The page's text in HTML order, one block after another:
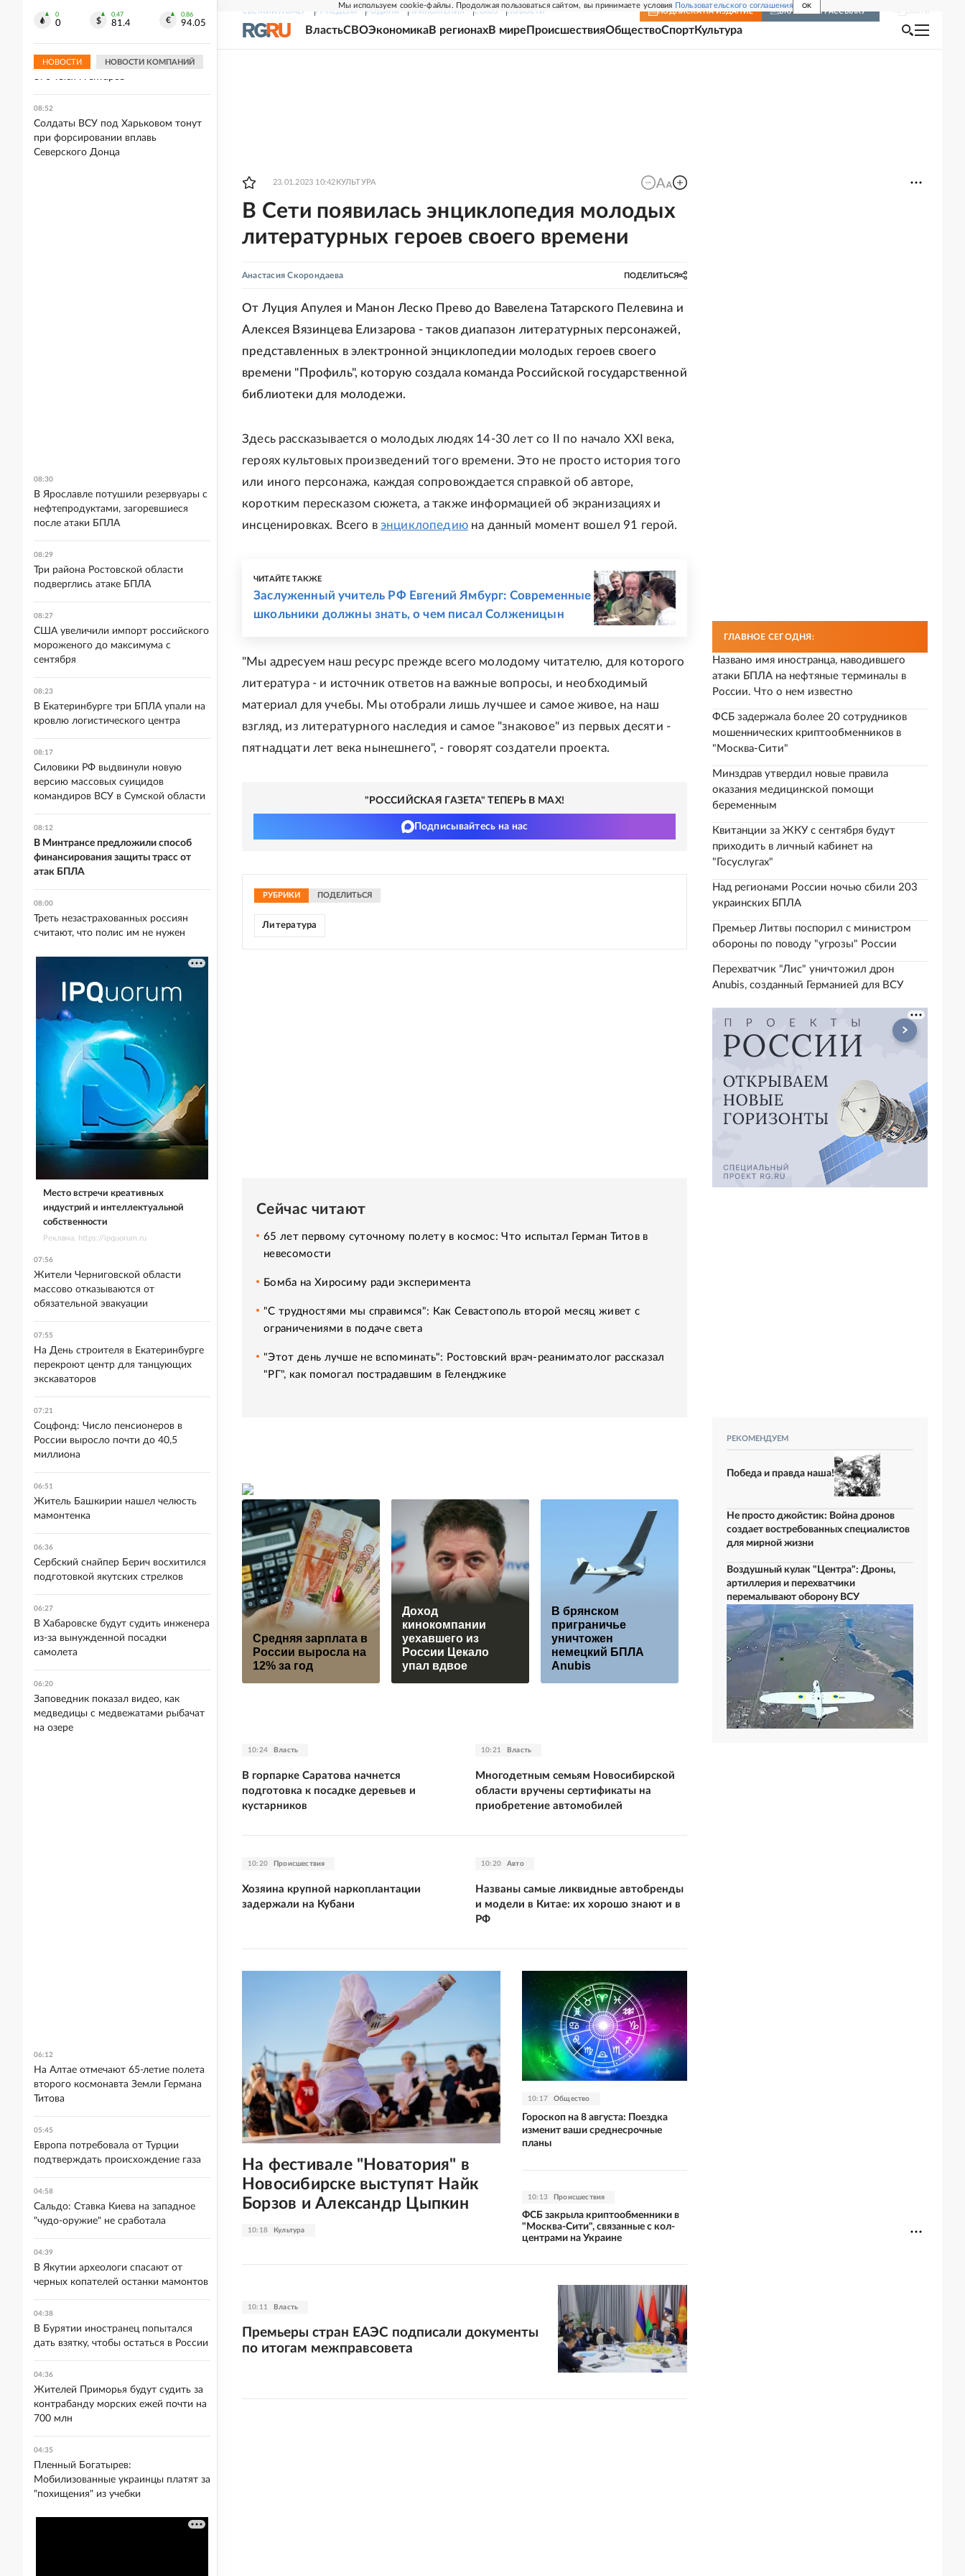
Мы используем cookie-файлы. Продолжая пользоваться сайтом, вы принимаете условия Пользовательского соглашения OK
СВЕЖИЙ НОМЕР РГ-НЕДЕЛЯ РОДИНА ПРИЛОЖЕНИЯ СОЮЗ НОВОСТИ ПОДПИСКА НА ИЗДАНИЕ ВКЛЮЧИТЬ РАССЫЛКУ
ВластьСВОЭкономикаВ регионахВ мире ПроисшествияОбществоСпортКультура
23.01.2023 10:42 КУЛЬТУРА
В Сети появилась энциклопедия молодых
литературных героев своего времени
Анастасия Скорондаева ПОДЕЛИТЬСЯ
От Луция Апулея и Манон Леско Прево до Вавелена Татарского Пелевина и
Алексея Вязинцева Елизарова - таков диапазон литературных персонажей,
представленных в электронной энциклопедии молодых героев своего
времени "Профиль", которую создала команда Российской государственной
библиотеки для молодежи.
Здесь рассказывается о молодых людях 14-30 лет со II по начало XXI века,
героях культовых произведений того времени. Это не просто история того
или иного персонажа, каждая сопровождается справкой об авторе,
коротким пересказом сюжета, а также информацией об экранизациях и
инсценировках. Всего в энциклопедиюна данный момент вошел 91 герой.
ЧИТАЙТЕ ТАКЖЕ
Заслуженный учитель РФ Евгений Ямбург: Современные
школьники должны знать, о чем писал Солженицын
"Мы адресуем наш ресурс прежде всего молодому читателю, для которого
литература - и источник ответов на важные вопросы, и необходимый
материал для учебы. Мы отобрали лишь лучшее и самое живое, на наш
взгляд, из литературного наследия и самое "знаковое" из первых десяти -
пятнадцати лет века нынешнего", - говорят создатели проекта.
"РОССИЙСКАЯ ГАЗЕТА" ТЕПЕРЬ В MAX!
Подписывайтесь на нас
РУБРИКИ ПОДЕЛИТЬСЯ
Литература
Сейчас читают
65 лет первому суточному полету в космос: Что испытал Герман Титов в
невесомости
Бомба на Хиросиму ради эксперимента
"С трудностями мы справимся": Как Севастополь второй месяц живет с
ограничениями в подаче света
"Этот день лучше не вспоминать": Ростовский врач-реаниматолог рассказал
"РГ", как помогал пострадавшим в Геленджике
Средняя зарплата в
России выросла на
12% за год
Доход
кинокомпании
уехавшего из
России Цекало
упал вдвое
В брянском
приграничье
уничтожен
немецкий БПЛА
Anubis
Дмитриев: только
правые партии
могут спасти
Европу от
мигрантов
Санчес: армия РФ
может дойти до
Одессы
10:24 Власть
В горпарке Саратова начнется
подготовка к посадке деревьев и
кустарников
10:21 Власть
Многодетным семьям Новосибирской
области вручены сертификаты на
приобретение автомобилей
10:20 Происшествия
Хозяина крупной наркоплантации
задержали на Кубани
10:20 Авто
Названы самые ликвидные автобренды
и модели в Китае: их хорошо знают и в
РФ
10:18 Культура
На фестивале "Новатория" в
Новосибирске выступят Найк
Борзов и Александр Цыпкин
10:17 Общество
Гороскоп на 8 августа: Поездка
изменит ваши среднесрочные
планы
10:13 Происшествия
ФСБ закрыла криптообменники в
"Москва-Сити", связанные с кол-
центрами на Украине
10:11 Власть
Премьеры стран ЕАЭС подписали документы
по итогам межправсовета
ГЛАВНОЕ СЕГОДНЯ:
Названо имя иностранца, наводившего
атаки БПЛА на нефтяные терминалы в
России. Что о нем известно
ФСБ задержала более 20 сотрудников
мошеннических криптообменников в
"Москва-Сити"
Минздрав утвердил новые правила
оказания медицинской помощи
беременным
Квитанции за ЖКУ с сентября будут
приходить в личный кабинет на
"Госуслугах"
Над регионами России ночью сбили 203
украинских БПЛА
Премьер Литвы поспорил с министром
обороны по поводу "угрозы" России
Перехватчик "Лис" уничтожил дрон
Anubis, созданный Германией для ВСУ
РЕКОМЕНДУЕМ
Победа и правда наша!
Не просто джойстик: Война дронов
создает востребованных специалистов
для мирной жизни
Воздушный кулак "Центра": Дроны,
артиллерия и перехватчики
перемалывают оборону ВСУ
0
0
0.47
81.4
0.86
94.05
НОВОСТИ НОВОСТИ КОМПАНИЙ
Красноярском крае увеличилась до
370 тысяч гектаров
08:52
Солдаты ВСУ под Харьковом тонут
при форсировании вплавь
Северского Донца
08:30
В Ярославле потушили резервуары с
нефтепродуктами, загоревшиеся
после атаки БПЛА
08:29
Три района Ростовской области
подверглись атаке БПЛА
08:27
США увеличили импорт российского
мороженого до максимума с
сентября
08:23
В Екатеринбурге три БПЛА упали на
кровлю логистического центра
08:17
Силовики РФ выдвинули новую
версию массовых суицидов
командиров ВСУ в Сумской области
08:12
В Минтрансе предложили способ
финансирования защиты трасс от
атак БПЛА
08:00
Треть незастрахованных россиян
считают, что полис им не нужен
Место встречи креативных
индустрий и интеллектуальной
собственности
Реклама. https://ipquorum.ru
07:56
Жители Черниговской области
массово отказываются от
обязательной эвакуации
07:55
На День строителя в Екатеринбурге
перекроют центр для танцующих
экскаваторов
07:21
Соцфонд: Число пенсионеров в
России выросло почти до 40,5
миллиона
06:51
Житель Башкирии нашел челюсть
мамонтенка
06:36
Сербский снайпер Берич восхитился
подготовкой якутских стрелков
06:27
В Хабаровске будут судить инженера
из-за вынужденной посадки
самолета
06:20
Заповедник показал видео, как
медведицы с медвежатами рыбачат
на озере
06:12
На Алтае отмечают 65-летие полета
второго космонавта Земли Германа
Титова
05:45
Европа потребовала от Турции
подтверждать происхождение газа
04:58
Сальдо: Ставка Киева на западное
"чудо-оружие" не сработала
04:39
В Якутии археологи спасают от
черных копателей останки мамонтов
04:38
В Бурятии иностранец попытался
дать взятку, чтобы остаться в России
04:36
Жителей Приморья будут судить за
контрабанду морских ежей почти на
700 млн
04:35
Пленный Богатырев:
Мобилизованные украинцы платят за
"похищения" из учебки